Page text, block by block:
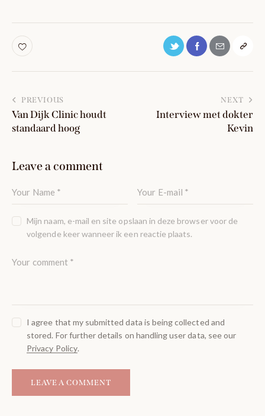
PREVIOUS
Van Dijk Clinic houdt
standaard hoog
NEXT
Interview met dokter
Kevin
Leave a comment
Mijn naam, e-mail en site opslaan in deze browser voor de
volgende keer wanneer ik een reactie plaats.
I agree that my submitted data is being collected and
stored. For further details on handling user data, see our
Privacy Policy.